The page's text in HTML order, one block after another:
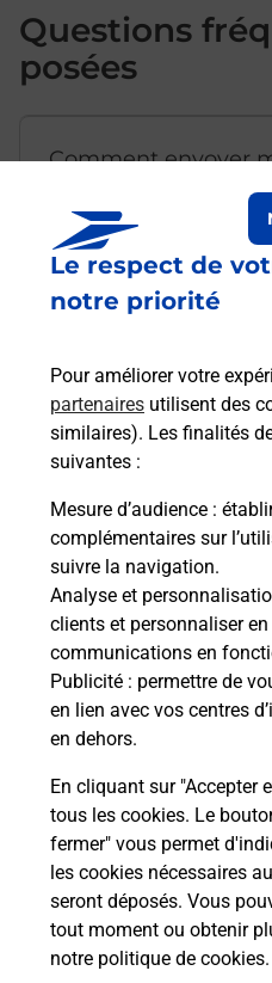
Le respect de
notre priorité
Pour améliorer votre
partenaires utilisent des
similaires). Les finalités
suivantes :
Mesure d’audience :
complémentaires sur
suivre la navigation.
Analyse et
clients et personnaliser
communications en
Publicité : permettre de
en lien avec vos centres
en dehors.
En cliquant sur "Accepter
tous les cookies. Le
fermer" vous permet
les cookies nécessaires
seront déposés. Vous
tout moment ou obtenir
notre politique de cookies.
Questions
posées
Comment envoyer
Est-il possible
emballage
Comment
modification de
Comment La Poste
à votre sécurité au
Puis-je passer mon
avec La Poste et
conditions ?
Localiser Liste Meuse